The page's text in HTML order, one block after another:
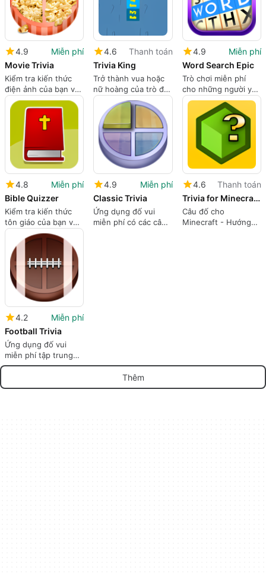
4.9
Miễn phí
Movie Trivia
Kiểm tra kiến thức
điện ảnh của bạn với
bài kiểm tra phim
miễn phí này
4.6
Thanh toán
Trivia King
Trở thành vua hoặc
nữ hoàng của trò đố
vui trong chính ngôi
nhà của bạn
4.9
Miễn phí
Word Search Epic
Trò chơi miễn phí
cho những người yêu
thích Word
4.8
Miễn phí
Bible Quizzer
Kiểm tra kiến thức
tôn giáo của bạn với
Trình hỏi kinh thánh
4.9
Miễn phí
Classic Trivia
Ứng dụng đố vui
miễn phí có các câu
4.6
Thanh toán
Trivia for Minecraft - Craft Guide and Quiz
Câu đố cho
Minecraft - Hướng
4.2
Miễn phí
Football Trivia
Ứng dụng đố vui
miễn phí tập trung
vào bóng đá
Thêm